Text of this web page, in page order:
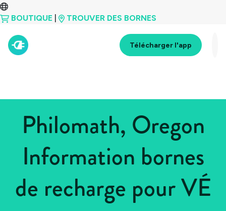
BOUTIQUE TROUVER DES BORNES
Télécharger l'app
Philomath, Oregon
Information bornes
de recharge pour VÉ
États-Unis > Oregon